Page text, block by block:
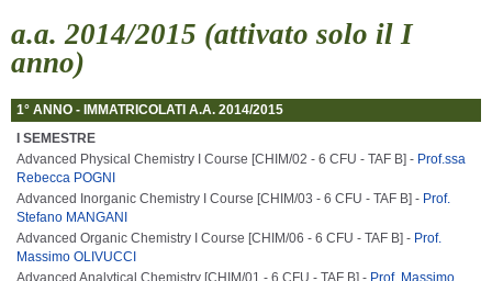
a.a. 2014/2015 (attivato solo il I
anno)
1° ANNO - IMMATRICOLATI A.A. 2014/2015
I SEMESTRE
Advanced Physical Chemistry I Course [CHIM/02 - 6 CFU - TAF B] - Prof.ssa
Rebecca POGNI
Advanced Inorganic Chemistry I Course [CHIM/03 - 6 CFU - TAF B] - Prof.
Stefano MANGANI
Advanced Organic Chemistry I Course [CHIM/06 - 6 CFU - TAF B] - Prof.
Massimo OLIVUCCI